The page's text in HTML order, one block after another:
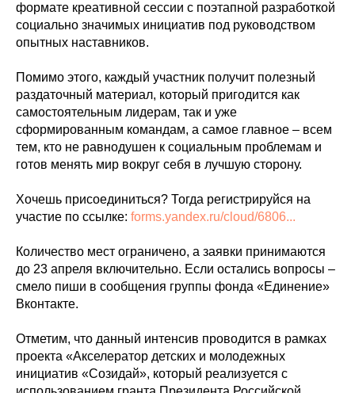
формате креативной сессии с поэтапной разработкой
социально значимых инициатив под руководством
опытных наставников.
Помимо этого, каждый участник получит полезный
раздаточный материал, который пригодится как
самостоятельным лидерам, так и уже
сформированным командам, а самое главное – всем
тем, кто не равнодушен к социальным проблемам и
готов менять мир вокруг себя в лучшую сторону.
Хочешь присоединиться? Тогда регистрируйся на
участие по ссылке: forms.yandex.ru/cloud/6806...
Количество мест ограничено, а заявки принимаются
до 23 апреля включительно. Если остались вопросы –
смело пиши в сообщения группы фонда «Единение»
Вконтакте.
Отметим, что данный интенсив проводится в рамках
проекта «Акселератор детских и молодежных
инициатив «Созидай», который реализуется с